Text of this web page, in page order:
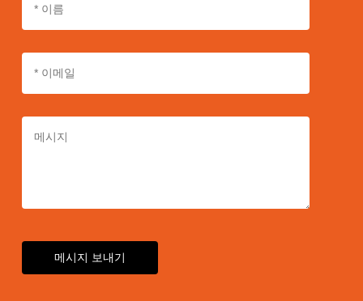
메시지 보내기